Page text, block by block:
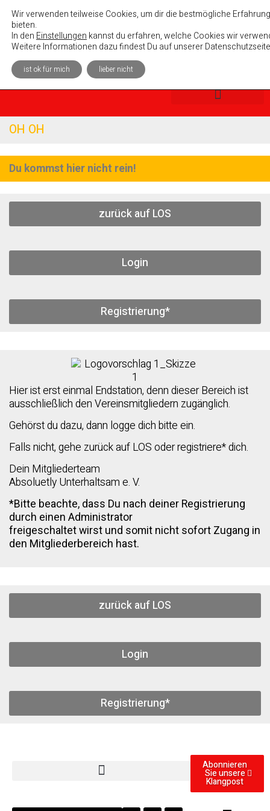
Absolutely Unterhaltsam e. V.
OH OH
Du kommst hier nicht rein!
zurück auf LOS
Login
Registrierung*
Hier ist erst einmal Endstation, denn dieser Bereich ist
ausschließlich den Vereinsmitgliedern zugänglich.
Gehörst du dazu, dann logge dich bitte ein.
Falls nicht, gehe zurück auf LOS oder registriere* dich.
Dein Mitgliederteam
Absoluetly Unterhaltsam e. V.
*Bitte beachte, dass Du nach deiner Registrierung
durch einen Administrator
freigeschaltet wirst und somit nicht sofort Zugang in
den Mitgliederbereich hast.
zurück auf LOS
Login
Registrierung*
Abonnieren
Sie unsere
Klangpost
Wir verwenden teilweise Cookies, um dir die bestmögliche
bieten.
In den Einstellungen kannst du erfahren, welche Cookies wir
Weitere Informationen dazu findest Du auf unserer
ist ok für mich lieber nicht